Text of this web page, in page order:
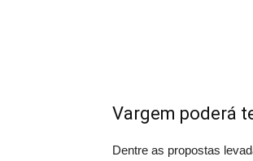
Vargem poderá
Dentre as propostas